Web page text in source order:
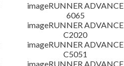
imageRUNNER ADVANCE
6065
imageRUNNER ADVANCE
C2020
imageRUNNER ADVANCE
C5051
imageRUNNER ADVANCE